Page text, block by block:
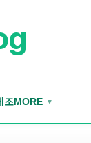
조MORE ▼